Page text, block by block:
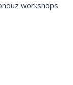
workshops